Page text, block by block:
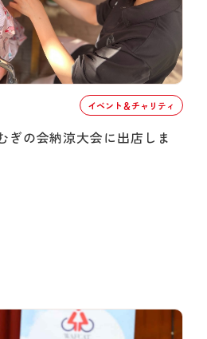
イベント＆チャリティ
ぎの会納涼大会に出店しま